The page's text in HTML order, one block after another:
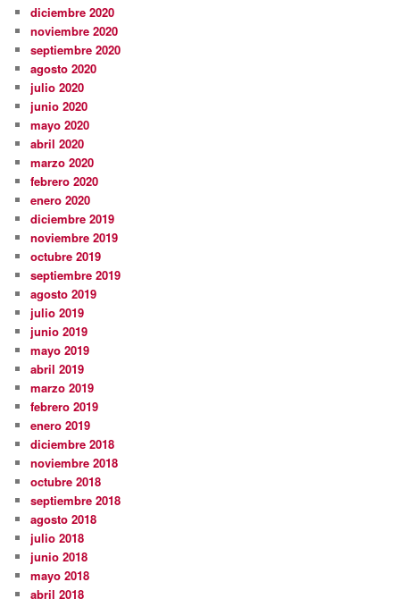
diciembre 2020
noviembre 2020
septiembre 2020
agosto 2020
julio 2020
junio 2020
mayo 2020
abril 2020
marzo 2020
febrero 2020
enero 2020
diciembre 2019
noviembre 2019
octubre 2019
septiembre 2019
agosto 2019
julio 2019
junio 2019
mayo 2019
abril 2019
marzo 2019
febrero 2019
enero 2019
diciembre 2018
noviembre 2018
octubre 2018
septiembre 2018
agosto 2018
julio 2018
junio 2018
mayo 2018
abril 2018